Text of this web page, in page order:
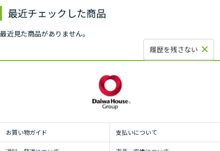
最近チェックした商品
最近見た商品がありません。
履歴を残さない
お買い物ガイド 支払いについて